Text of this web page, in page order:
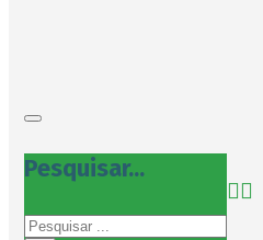
Pesquisar...
Pesquisar